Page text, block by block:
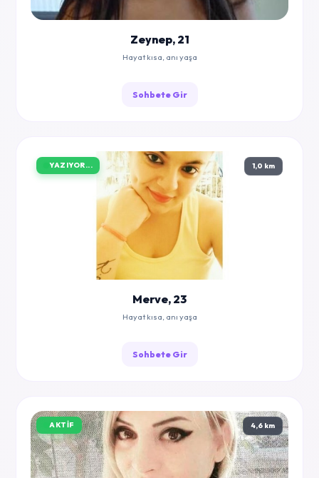
Zeynep, 21
Hayat kısa, anı yaşa
Sohbete Gir
YAZIYOR... 1,0 km
Merve, 23
Hayat kısa, anı yaşa
Sohbete Gir
AKTIF 4,6 km